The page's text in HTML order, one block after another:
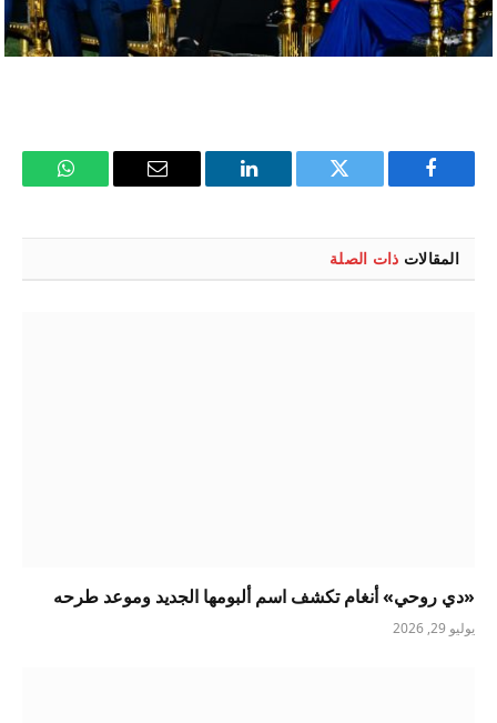
فيسبوك تويتر لينكدإن
البريد
واتساب
المقالات ذات الصلة
«دي روحي» أنغام تكشف اسم ألبومها الجديد وموعد طرحه
يوليو 29, 2026